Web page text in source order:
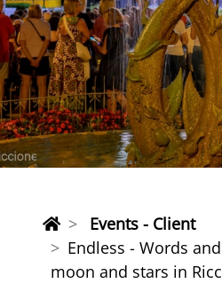
Events - Client
Endless - Words
moon and stars in